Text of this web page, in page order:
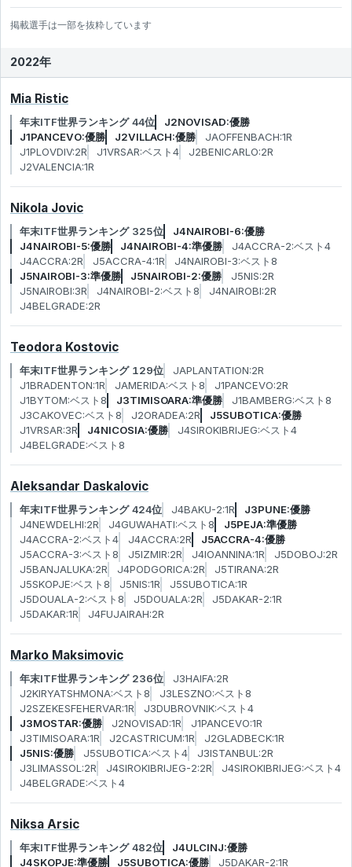
掲載選手は一部を抜粋しています
2022年
Mia Ristic
年末ITF世界ランキング 44位
J2NOVISAD:優勝
J1PANCEVO:優勝
J2VILLACH:優勝
JAOFFENBACH:1R
J1PLOVDIV:2R
J1VRSAR:ベスト4
J2BENICARLO:2R
J2VALENCIA:1R
Nikola Jovic
年末ITF世界ランキング 325位
J4NAIROBI-6:優勝
J4NAIROBI-5:優勝
J4NAIROBI-4:準優勝
J4ACCRA-2:ベスト4
J4ACCRA:2R
J5ACCRA-4:1R
J4NAIROBI-3:ベスト8
J5NAIROBI-3:準優勝
J5NAIROBI-2:優勝
J5NIS:2R
J5NAIROBI:3R
J4NAIROBI-2:ベスト8
J4NAIROBI:2R
J4BELGRADE:2R
Teodora Kostovic
年末ITF世界ランキング 129位
JAPLANTATION:2R
J1BRADENTON:1R
JAMERIDA:ベスト8
J1PANCEVO:2R
J1BYTOM:ベスト8
J3TIMISOARA:準優勝
J1BAMBERG:ベスト8
J3CAKOVEC:ベスト8
J2ORADEA:2R
J5SUBOTICA:優勝
J1VRSAR:3R
J4NICOSIA:優勝
J4SIROKIBRIJEG:ベスト4
J4BELGRADE:ベスト8
Aleksandar Daskalovic
年末ITF世界ランキング 424位 J4BAKU-2:1R
J3PUNE:優勝
J4NEWDELHI:2R
J4GUWAHATI:ベスト8
J5PEJA:準優勝
J4ACCRA-2:ベスト4
J4ACCRA:2R
J5ACCRA-4:優勝
J5ACCRA-3:ベスト8
J5IZMIR:2R J4IOANNINA:1R
J5DOBOJ:2R
J5BANJALUKA:2R
J4PODGORICA:2R
J5TIRANA:2R
J5SKOPJE:ベスト8
J5NIS:1R
J5SUBOTICA:1R
J5DOUALA-2:ベスト8
J5DOUALA:2R
J5DAKAR-2:1R
J5DAKAR:1R
J4FUJAIRAH:2R
Marko Maksimovic
年末ITF世界ランキング 236位
J3HAIFA:2R
J2KIRYATSHMONA:ベスト8
J3LESZNO:ベスト8
J2SZEKESFEHERVAR:1R
J3DUBROVNIK:ベスト4
J3MOSTAR:優勝
J2NOVISAD:1R
J1PANCEVO:1R
J3TIMISOARA:1R
J2CASTRICUM:1R
J2GLADBECK:1R
J5NIS:優勝
J5SUBOTICA:ベスト4
J3ISTANBUL:2R
J3LIMASSOL:2R
J4SIROKIBRIJEG-2:2R
J4SIROKIBRIJEG:ベスト4
J4BELGRADE:ベスト4
Niksa Arsic
年末ITF世界ランキング 482位
J4ULCINJ:優勝
J4SKOPJE:準優勝
J5SUBOTICA:優勝
J5DAKAR-2:1R